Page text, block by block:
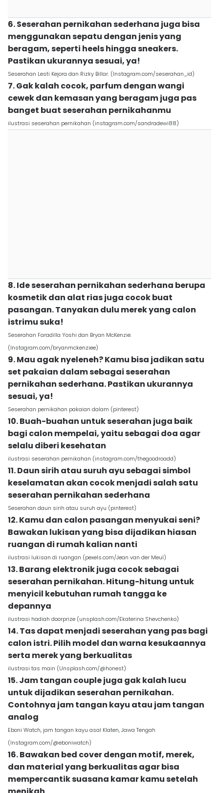
6. Seserahan pernikahan sederhana juga bisa
menggunakan sepatu dengan jenis yang
beragam, seperti heels hingga sneakers.
Pastikan ukurannya sesuai, ya!
Seserahan Lesti Kejora dan Rizky Billar. (Instagram.com/seserahan_id)
7. Gak kalah cocok, parfum dengan wangi
cewek dan kemasan yang beragam juga pas
banget buat seserahan pernikahanmu
ilustrasi seserahan pernikahan (instagram.com/sandradewi88)
8. Ide seserahan pernikahan sederhana berupa
kosmetik dan alat rias juga cocok buat
pasangan. Tanyakan dulu merek yang calon
istrimu suka!
Seserahan Faradilla Yoshi dan Bryan McKenzie.
(Instagram.com/bryanmckenziee)
9. Mau agak nyeleneh? Kamu bisa jadikan satu
set pakaian dalam sebagai seserahan
pernikahan sederhana. Pastikan ukurannya
sesuai, ya!
Seserahan pernikahan pakaian dalam (pinterest)
10. Buah-buahan untuk seserahan juga baik
bagi calon mempelai, yaitu sebagai doa agar
selalu diberi kesehatan
ilustrasi seserahan pernikahan (instagram.com/thegoodroadd)
11. Daun sirih atau suruh ayu sebagai simbol
keselamatan akan cocok menjadi salah satu
seserahan pernikahan sederhana
Seserahan daun sirih atau suruh ayu (pinterest)
12. Kamu dan calon pasangan menyukai seni?
Bawakan lukisan yang bisa dijadikan hiasan
ruangan di rumah kalian nanti
ilustrasi lukisan di ruangan (pexels.com/Jean van der Meul)
13. Barang elektronik juga cocok sebagai
seserahan pernikahan. Hitung-hitung untuk
menyicil kebutuhan rumah tangga ke
depannya
ilustrasi hadiah doorprize (unsplash.com/Ekaterina Shevchenko)
14. Tas dapat menjadi seserahan yang pas bagi
calon istri. Pilih model dan warna kesukaannya
serta merek yang berkualitas
ilustrasi tas main (Unsplash.com/@honest)
15. Jam tangan couple juga gak kalah lucu
untuk dijadikan seserahan pernikahan.
Contohnya jam tangan kayu atau jam tangan
analog
Eboni Watch, jam tangan kayu asal Klaten, Jawa Tengah
(Instagram.com/@eboniwatch)
16. Bawakan bed cover dengan motif, merek,
dan material yang berkualitas agar bisa
mempercantik suasana kamar kamu setelah